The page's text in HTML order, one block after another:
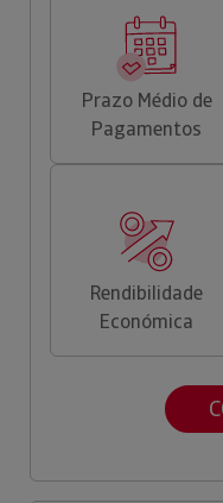
Prazo Médio de
Pagamentos
Rendibilidade
Económica